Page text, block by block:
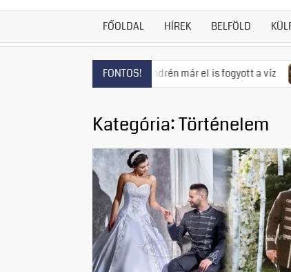
FŐOLDAL HÍREK BELFÖLD
FONTOS!
fenyeget, Szentendrén már el is fogyott a víz
Kategória:Történelem